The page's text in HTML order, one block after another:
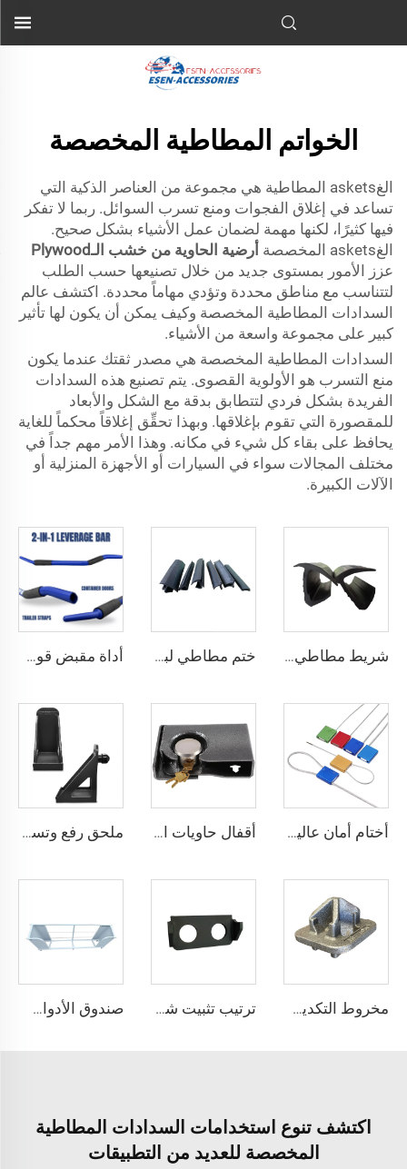
الخواتم المطاطية المخصصة
الغaskets المطاطية هي مجموعة من العناصر الذكية التي
تساعد في إغلاق الفجوات ومنع تسرب السوائل. ربما لا تفكر
فيها كثيرًا، لكنها مهمة لضمان عمل الأشياء بشكل صحيح.
الغaskets المخصصة
أرضية الحاوية من خشب الـPlywood
عزز الأمور بمستوى جديد من خلال تصنيعها حسب الطلب
لتتناسب مع مناطق محددة وتؤدي مهاماً محددة. اكتشف عالم
السدادات المطاطية المخصصة وكيف يمكن أن يكون لها تأثير
كبير على مجموعة واسعة من الأشياء.
السدادات المطاطية المخصصة هي مصدر ثقتك عندما يكون
منع التسرب هو الأولوية القصوى. يتم تصنيع هذه السدادات
الفريدة بشكل فردي لتتطابق بدقة مع الشكل والأبعاد
للمقصورة التي تقوم بإغلاقها. وبهذا تحقِّق إغلاقاً محكماً للغاية
يحافظ على بقاء كل شيء في مكانه. وهذا الأمر مهم جداً في
مختلف المجالات سواء في السيارات أو الأجهزة المنزلية أو
الآلات الكبيرة.
شريط مطاطي مغناطيسي للفريزر، ملف تعريف ختم بلاستيكي للثلاجة، حشية باب الثلاجة ختم مطاطي لباب الحاوية / قطع غيار الحاويات / قطع مقطورات الحاويات أداة مقبض قوي لفتح الأبواب بالرافعة، قضيب رافعة لأبواب حاويات الشحن
أختام أمان عالية من سلك فولاذي سبائك ألمنيوم كابل معدني أقفال أختام حاويات الشحن أقفال حاويات الشحن والتخزين الفولاذية الثقيلة من النوع البرغي، صندوق قفل الهوكي الجليدي، أقفال الحاويات ملحق رفع وتسوية حاويات الشحن الثقيلة وفق معايير ISO، دعامة رافعة، واصلة رفع، جهاز رفع
مخروط التكديس السفلي ترتيب تثبيت شريط التخزين بمحفظتين من النوع 66 صندوق الأدوات لتخزين شريط التثبيت LS-001-2700 مم
اكتشف تنوع استخدامات السدادات المطاطية
المخصصة للعديد من التطبيقات